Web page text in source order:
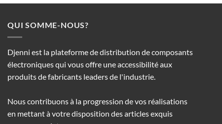
QUI SOMME-NOUS?
Djenni est la plateforme de distribution de composants
électroniques qui vous offre une accessibilité aux
produits de fabricants leaders de l'industrie.
Nous contribuons à la progression de vos réalisations
en mettant à votre disposition des articles exquis